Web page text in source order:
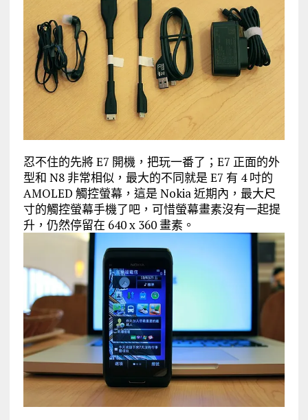
忍不住的先將 E7 開機，把玩一番了；E7 正面的外
型和 N8 非常相似，最大的不同就是 E7 有 4 吋的
AMOLED 觸控螢幕，這是 Nokia 近期內，最大尺
寸的觸控螢幕手機了吧，可惜螢幕畫素沒有一起提
升，仍然停留在 640 x 360 畫素。